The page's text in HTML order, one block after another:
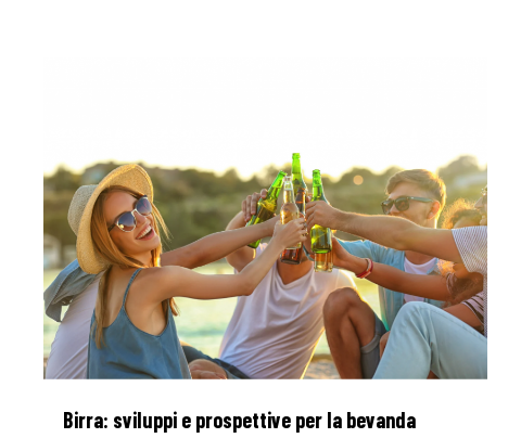
Birra: sviluppi e prospettive per la bevanda